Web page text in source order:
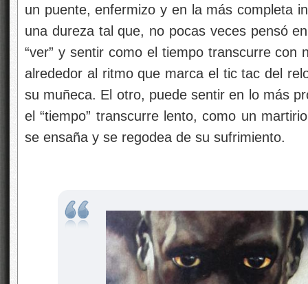
un puente, enfermizo y en la más completa
una dureza tal que, no pocas veces pensó
“ver” y sentir como el tiempo transcurre con
alrededor al ritmo que marca el tic tac del
su muñeca. El otro, puede sentir en lo más
el “tiempo” transcurre lento, como un
se ensaña y se regodea de su sufrimiento.